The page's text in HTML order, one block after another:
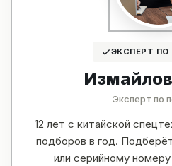
ЭКСПЕРТ ПО
Эксперт по
12 лет с китайской
подборов в год.
или серийному